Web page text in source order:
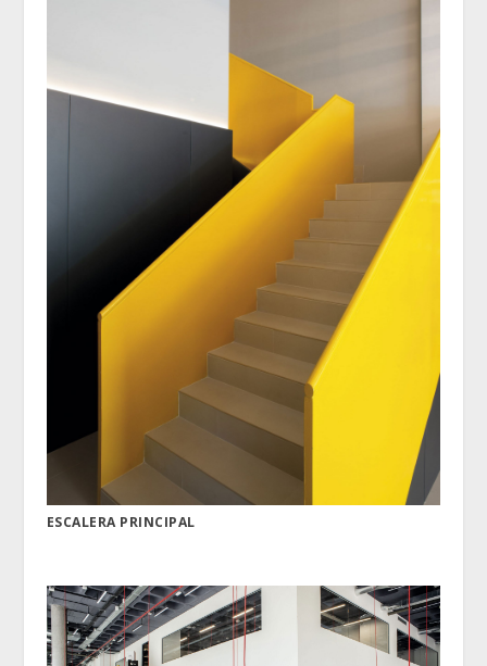
ESCALERA PRINCIPAL